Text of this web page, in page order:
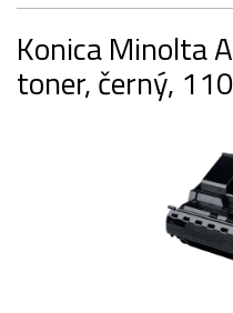
Konica Minolta
toner, černý,